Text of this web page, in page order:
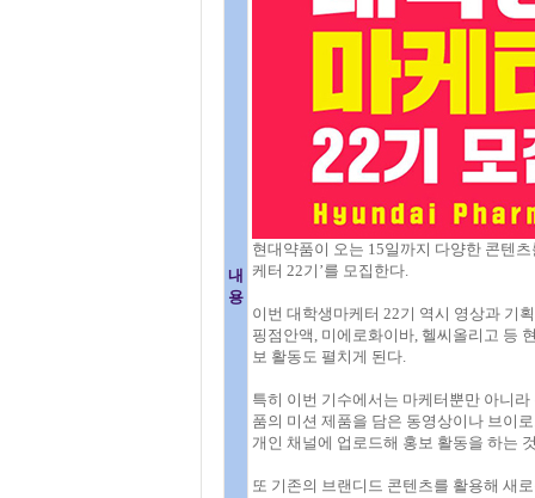
내
용
현대약품이 오는 15일까지 다양한 콘텐
케터 22기’를 모집한다.
이번 대학생마케터 22기 역시 영상과 기
핑점안액, 미에로화이바, 헬씨올리고 등
보 활동도 펼치게 된다.
특히 이번 기수에서는 마케터뿐만 아니
품의 미션 제품을 담은 동영상이나 브이
개인 채널에 업로드해 홍보 활동을 하는
또 기존의 브랜디드 콘텐츠를 활용해 새